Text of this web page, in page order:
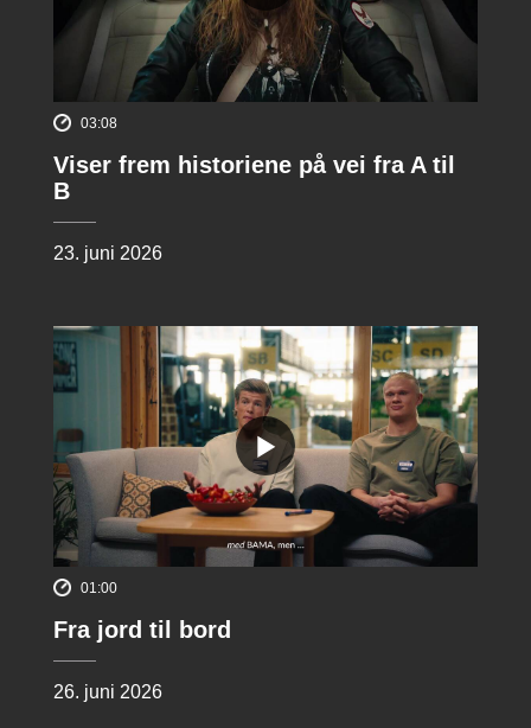
03:08
Viser frem historiene på vei fra A til
B
23. juni 2026
01:00
Fra jord til bord
26. juni 2026